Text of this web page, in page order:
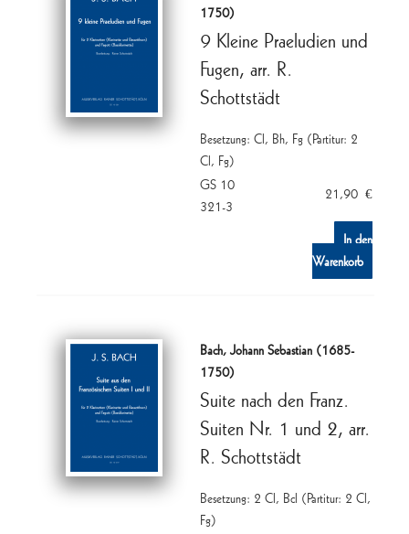
1750)
9 Kleine Praeludien und
Fugen, arr. R.
Schottstädt
Besetzung: Cl, Bh, Fg (Partitur: 2
Cl, Fg)
GS 10
321-3
21,90 €
In den
Warenkorb
Bach, Johann Sebastian (1685-
1750)
Suite nach den Franz.
Suiten Nr. 1 und 2, arr.
R. Schottstädt
Besetzung: 2 Cl, Bcl (Partitur: 2 Cl,
Fg)